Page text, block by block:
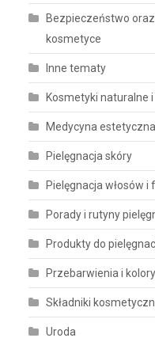
Bezpieczeństwo
kosmetyce
Inne tematy
Kosmetyki naturalne i
Medycyna
Pielęgnacja skóry
Pielęgnacja włosów i
Porady i rutyny
Produkty do
Przebarwienia i
Składniki
Uroda